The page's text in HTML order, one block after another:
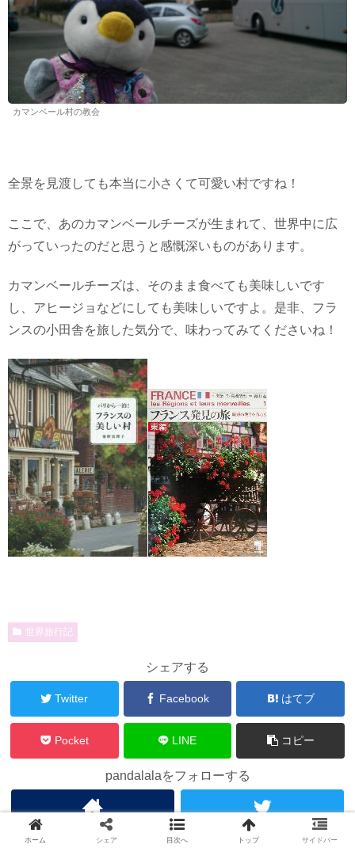
カマンベール村の教会
全景を見渡しても本当に小さくて可愛い村ですね！
ここで、あのカマンベールチーズが生まれて、世界中に広
がっていったのだと思うと感慨深いものがあります。
カマンベールチーズは、そのまま食べても美味しいです
し、アヒージョなどにしても美味しいですよ。是非、フラ
ンスの小田舎を旅した気分で、味わってみてくださいね！
世界旅行記
シェアする
Twitter Facebook はてブ
Pocket LINE コピー
pandalalaをフォローする
ホーム シェア 目次へ トップ サイドバー